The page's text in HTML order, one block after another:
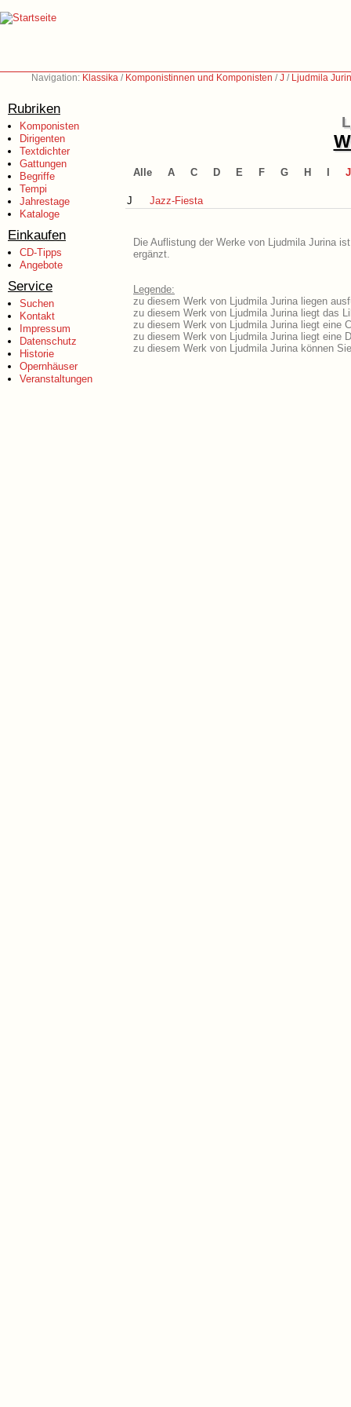
Navigation: Klassika / Komponistinnen und Komponisten /J / Ljudmila
Rubriken
Komponisten
Dirigenten
Textdichter
Gattungen
Begriffe
Tempi
Jahrestage
Kataloge
Einkaufen
CD-Tipps
Angebote
Service
Suchen
Kontakt
Impressum
Datenschutz
Historie
Opernhäuser
Veranstaltungen
Alle A C D E F G H J
J Jazz-Fiesta
Die Auflistung der Werke von Ljudmila Jurina
ergänzt.
Legende:
zu diesem Werk von Ljudmila Jurina liegen
zu diesem Werk von Ljudmila Jurina liegt das
zu diesem Werk von Ljudmila Jurina liegt eine
zu diesem Werk von Ljudmila Jurina liegt eine
zu diesem Werk von Ljudmila Jurina können